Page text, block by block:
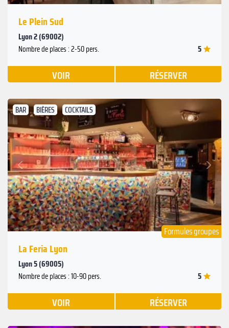
Le Plein Sud
Lyon 2 (69002)
Nombre de places : 2-50 pers. 5
VOIR RÉSERVER
BAR BIÈRES COCKTAILS
Précédent
Suivant
Formules groupes
La Feria Lyon
Lyon 5 (69005)
Nombre de places : 10-90 pers. 5
VOIR RÉSERVER